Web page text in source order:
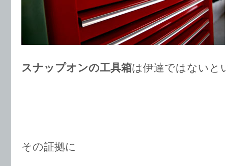
スナップオンの工具箱は伊達ではないと
その証拠に